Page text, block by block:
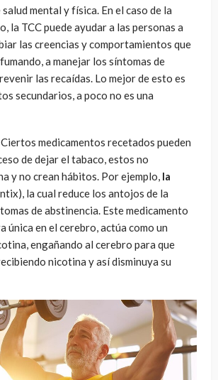
mental y física. En el caso de la
la TCC puede ayudar a las personas a
las creencias y comportamientos que
a manejar los síntomas de
las recaídas. Lo mejor de esto es
secundarios, a poco no es una
Ciertos medicamentos recetados pueden
de dejar el tabaco, estos no
y no crean hábitos. Por ejemplo, la
la cual reduce los antojos de la
de abstinencia. Este medicamento
única en el cerebro, actúa como un
engañando al cerebro para que
nicotina y así disminuya su